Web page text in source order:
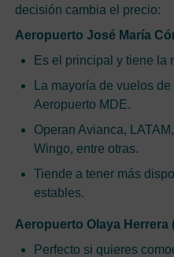
decisión cambia el precio:
Aeropuerto José María
Es el principal y tiene la
La mayoría de vuelos
Aeropuerto MDE.
Operan Avianca,
Wingo, entre otras.
Tiende a tener más
estables.
Aeropuerto Olaya Herrera
Perfecto si quieres